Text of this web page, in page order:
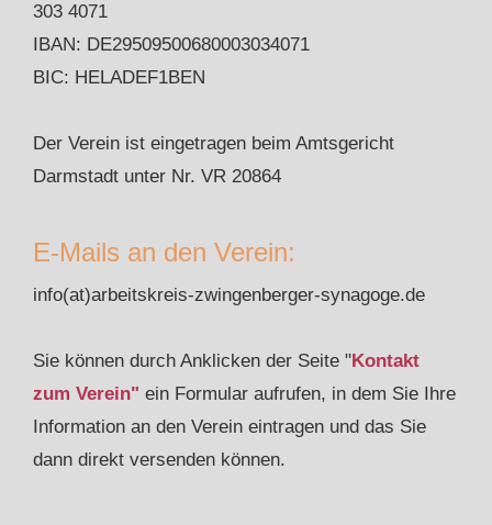
303 4071
IBAN: DE29509500680003034071
BIC: HELADEF1BEN
Der Verein ist eingetragen beim Amtsgericht
Darmstadt unter Nr. VR 20864
E-Mails an den Verein:
info(at)arbeitskreis-zwingenberger-synagoge.de
Sie können durch Anklicken der Seite "Kontakt
zum Verein" ein Formular aufrufen, in dem Sie Ihre
Information an den Verein eintragen und das Sie
dann direkt versenden können.